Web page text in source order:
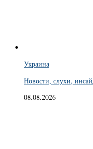
Украина
Новости, слухи,
08.08.2026